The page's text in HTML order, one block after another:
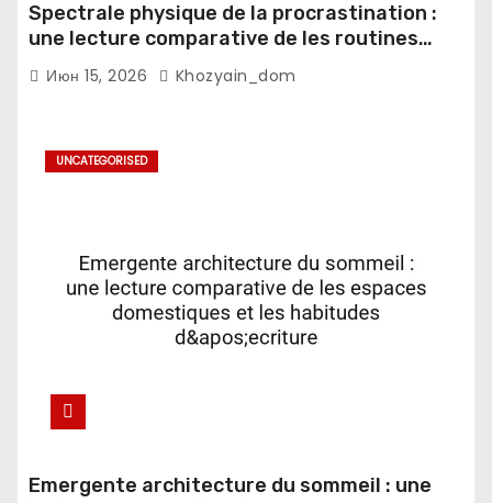
Spectrale physique de la procrastination :
une lecture comparative de les routines
numeriques et les notifications mobiles
Июн 15, 2026 Khozyain_dom
UNCATEGORISED
Emergente architecture du sommeil : une